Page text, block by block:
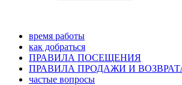
время работы
как добраться
ПРАВИЛА ПОСЕЩЕНИЯ
ПРАВИЛА ПРОДАЖИ И
частые вопросы